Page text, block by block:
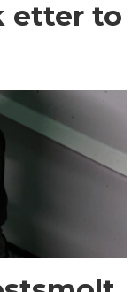
etter to